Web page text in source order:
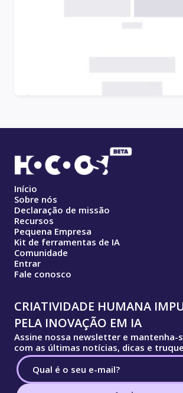
Início
Sobre nós
Declaração de missão
Recursos
Pequena Empresa
Kit de ferramentas de IA
Comunidade
Entrar
Fale conosco
CRIATIVIDADE HUMANA
PELA INOVAÇÃO EM IA
Assine nossa newsletter e mantenha-
com as últimas notícias, dicas e